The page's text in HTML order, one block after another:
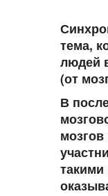
тема,
людей
(от
В